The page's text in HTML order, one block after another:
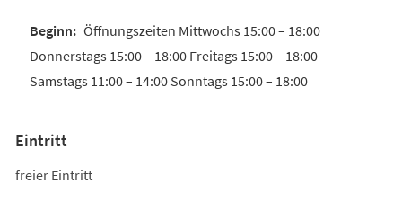
Öffnungszeiten Mittwochs 15:00 – 18:00
Donnerstags 15:00 – 18:00 Freitags 15:00 – 18:00
Samstags 11:00 – 14:00 Sonntags 15:00 – 18:00
Eintritt
freier Eintritt